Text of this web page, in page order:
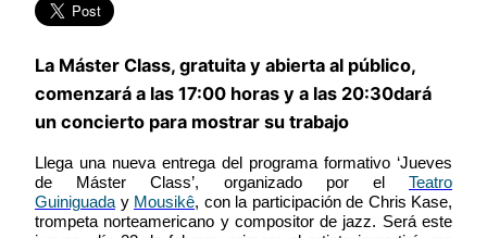
La Máster Class, gratuita y abierta al público,
comenzará a las 17:00 horas y a las 20:30dará
un concierto para mostrar su trabajo
Llega una nueva entrega del programa formativo ‘Jueves
de Máster Class’, organizado por el Teatro
Guiniguaday Mousikê, con la participación de Chris Kase,
trompeta norteamericano y compositor de jazz. Será este